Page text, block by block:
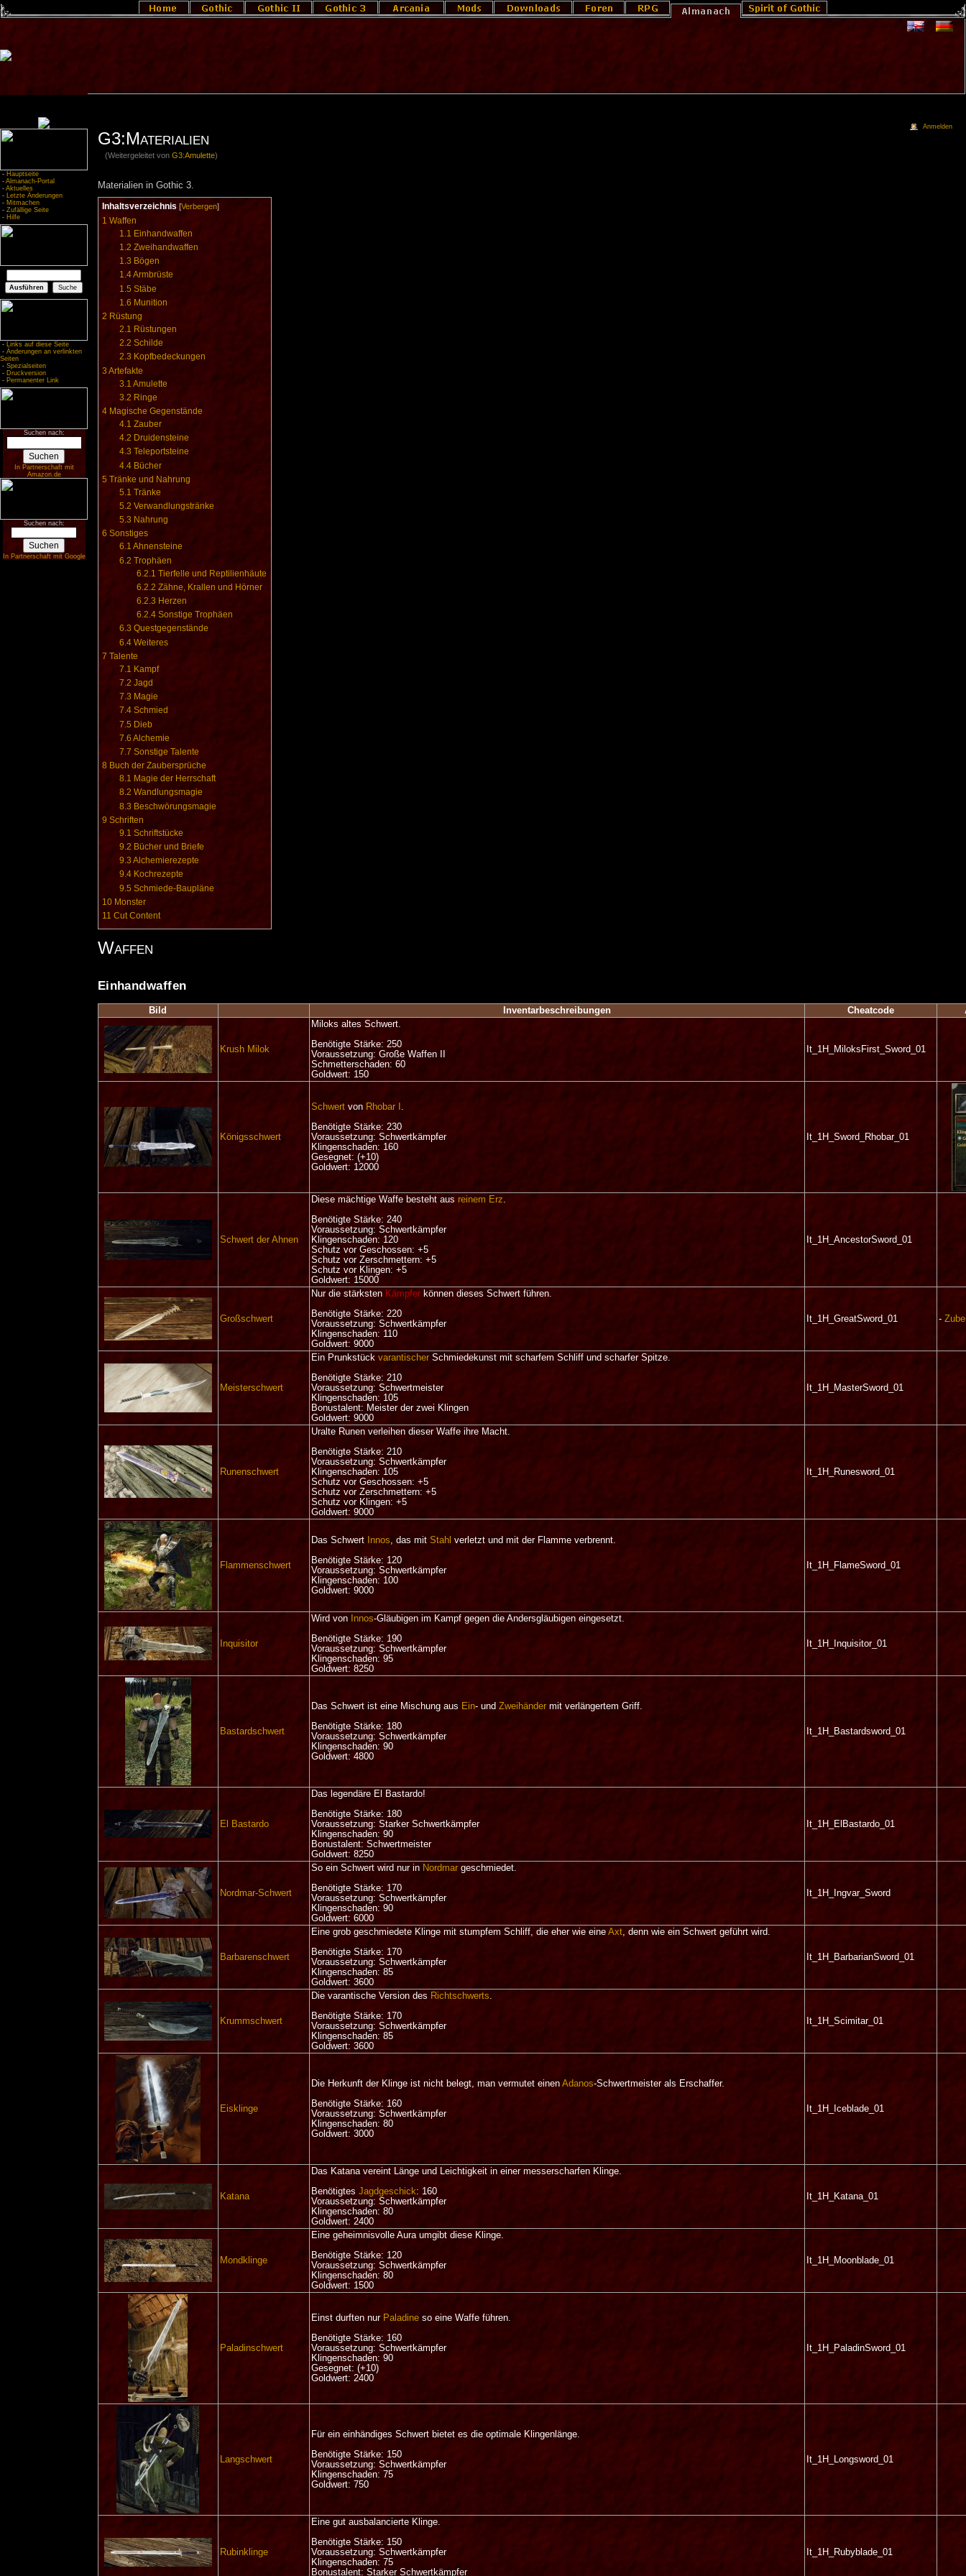
- Hauptseite
- Almanach-Portal
- Aktuelles
- Letzte Änderungen
- Mitmachen
- Zufällige Seite
- Hilfe
- Links auf diese Seite
- Änderungen an verlinkten
Seiten
- Spezialseiten
- Druckversion
- Permanenter Link
Suchen nach:
In Partnerschaft mit
Amazon.de
Suchen nach:
In Partnerschaft mit Google
G3:Materialien
(Weitergeleitet vonG3:Amulette)
Materialien in Gothic 3.
Inhaltsverzeichnis [Verbergen]
1 Waffen
1.1 Einhandwaffen
1.2 Zweihandwaffen
1.3 Bögen
1.4Armbrüste
1.5 Stäbe
1.6 Munition
2 Rüstung
2.1 Rüstungen
2.2 Schilde
2.3 Kopfbedeckungen
3 Artefakte
3.1 Amulette
3.2 Ringe
4 Magische Gegenstände
4.1 Zauber
4.2 Druidensteine
4.3 Teleportsteine
4.4 Bücher
5 Tränke und Nahrung
5.1 Tränke
5.2 Verwandlungstränke
5.3 Nahrung
6 Sonstiges
6.1 Ahnensteine
6.2 Trophäen
6.2.1 Tierfelle und Reptilienhäute
6.2.2 Zähne, Krallen und Hörner
6.2.3 Herzen
6.2.4 Sonstige Trophäen
6.3 Questgegenstände
6.4 Weiteres
7 Talente
7.1 Kampf
7.2 Jagd
7.3 Magie
7.4 Schmied
7.5 Dieb
7.6Alchemie
7.7 Sonstige Talente
8 Buch der Zaubersprüche
8.1 Magie der Herrschaft
8.2 Wandlungsmagie
8.3 Beschwörungsmagie
9 Schriften
9.1 Schriftstücke
9.2 Bücher und Briefe
9.3 Alchemierezepte
9.4 Kochrezepte
9.5 Schmiede-Baupläne
10 Monster
11 Cut Content
Waffen
Einhandwaffen
Bild Inventarbeschreibungen Cheatcode
Krush Milok
Miloks altes Schwert.
Benötigte Stärke: 250
Voraussetzung: Große Waffen II
Schmetterschaden: 60
Goldwert: 150
It_1H_MiloksFirst_Sword_01
Königsschwert
Schwert von Rhobar I
Benötigte Stärke: 230
Voraussetzung: Schwertkämpfer
Klingenschaden: 160
Gesegnet: (+10)
Goldwert: 12000
It_1H_Sword_Rhobar_01
Schwert der Ahnen
Diese mächtige Waffe besteht aus reinem Erz
Benötigte Stärke: 240
Voraussetzung: Schwertkämpfer
Klingenschaden: 120
Schutz vor Geschossen: +5
Schutz vor Zerschmettern: +5
Schutz vor Klingen: +5
Goldwert: 15000
It_1H_AncestorSword_01
Großschwert
Nur die stärksten Kämpfer können dieses Schwert führen.
Benötigte Stärke: 220
Voraussetzung: Schwertkämpfer
Klingenschaden: 110
Goldwert: 9000
It_1H_GreatSword_01 -
Meisterschwert
Ein Prunkstückvarantischer Schmiedekunst mit scharfem Schliff und scharfer Spitze.
Benötigte Stärke: 210
Voraussetzung: Schwertmeister
Klingenschaden: 105
Bonustalent: Meister der zwei Klingen
Goldwert: 9000
It_1H_MasterSword_01
Runenschwert
Uralte Runen verleihen dieser Waffe ihre Macht.
Benötigte Stärke: 210
Voraussetzung: Schwertkämpfer
Klingenschaden: 105
Schutz vor Geschossen: +5
Schutz vor Zerschmettern: +5
Schutz vor Klingen: +5
Goldwert: 9000
It_1H_Runesword_01
Flammenschwert
Das Schwert Innos , das mitStahl verletzt und mit der Flamme verbrennt.
Benötigte Stärke: 120
Voraussetzung: Schwertkämpfer
Klingenschaden: 100
Goldwert: 9000
It_1H_FlameSword_01
Inquisitor
Wird von Innos-Gläubigen im Kampf gegen die Andersgläubigen eingesetzt.
Benötigte Stärke: 190
Voraussetzung: Schwertkämpfer
Klingenschaden: 95
Goldwert: 8250
It_1H_Inquisitor_01
Bastardschwert
Das Schwert ist eine Mischung aus Ein- undZweihändermit verlängertem Griff.
Benötigte Stärke: 180
Voraussetzung: Schwertkämpfer
Klingenschaden: 90
Goldwert: 4800
It_1H_Bastardsword_01
El Bastardo
Das legendäre El Bastardo!
Benötigte Stärke: 180
Voraussetzung: Starker Schwertkämpfer
Klingenschaden: 90
Bonustalent: Schwertmeister
Goldwert: 8250
It_1H_ElBastardo_01
Nordmar-Schwert
So ein Schwert wird nur in Nordmar geschmiedet.
Benötigte Stärke: 170
Voraussetzung: Schwertkämpfer
Klingenschaden: 90
Goldwert: 6000
It_1H_Ingvar_Sword
Barbarenschwert
Eine grob geschmiedete Klinge mit stumpfem Schliff, die eher wie eineAxt , denn wie ein Schwert geführt wird.
Benötigte Stärke: 170
Voraussetzung: Schwertkämpfer
Klingenschaden: 85
Goldwert: 3600
It_1H_BarbarianSword_01
Krummschwert
Die varantische Version des Richtschwerts
Benötigte Stärke: 170
Voraussetzung: Schwertkämpfer
Klingenschaden: 85
Goldwert: 3600
It_1H_Scimitar_01
Eisklinge
Die Herkunft der Klinge ist nicht belegt, man vermutet einenAdanos-Schwertmeister als Erschaffer.
Benötigte Stärke: 160
Voraussetzung: Schwertkämpfer
Klingenschaden: 80
Goldwert: 3000
It_1H_Iceblade_01
Katana
Das Katana vereint Länge und Leichtigkeit in einer messerscharfen Klinge.
BenötigtesJagdgeschick: 160
Voraussetzung: Schwertkämpfer
Klingenschaden: 80
Goldwert: 2400
It_1H_Katana_01
Mondklinge
Eine geheimnisvolle Aura umgibt diese Klinge.
Benötigte Stärke: 120
Voraussetzung: Schwertkämpfer
Klingenschaden: 80
Goldwert: 1500
It_1H_Moonblade_01
Paladinschwert
Einst durften nur Paladine so eine Waffe führen.
Benötigte Stärke: 160
Voraussetzung: Schwertkämpfer
Klingenschaden: 90
Gesegnet: (+10)
Goldwert: 2400
It_1H_PaladinSword_01
Langschwert
Für ein einhändiges Schwert bietet es die optimale Klingenlänge.
Benötigte Stärke: 150
Voraussetzung: Schwertkämpfer
Klingenschaden: 75
Goldwert: 750
It_1H_Longsword_01
Rubinklinge
Eine gut ausbalancierte Klinge.
Benötigte Stärke: 150
Voraussetzung: Schwertkämpfer
Klingenschaden: 75
Bonustalent: Starker Schwertkämpfer
It_1H_Rubyblade_01
Anmelden